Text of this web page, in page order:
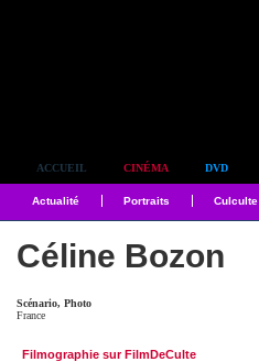
ACCUEIL CINÉMA DVD
Actualité Portraits Culculte
Céline Bozon
Scénario, Photo
France
Filmographie sur FilmDeCulte